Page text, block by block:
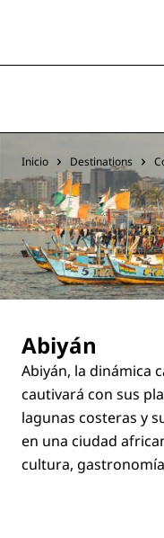
Inicio Destinations
Abiyán
Abiyán, la dinámica
cautivará con sus
lagunas costeras y
en una ciudad
cultura,